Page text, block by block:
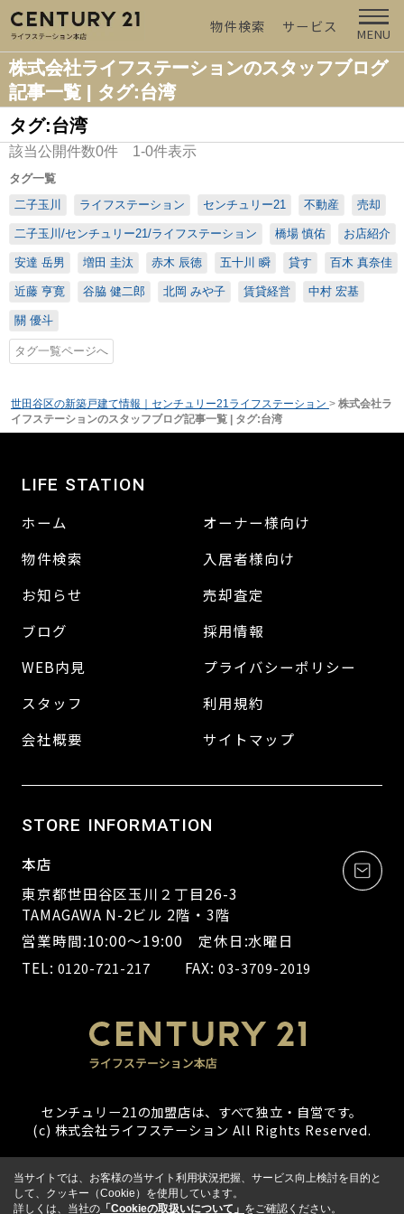
物件検索 サービス MENU
株式会社ライフステーションのスタッフブログ
記事一覧 | タグ:台湾
タグ:台湾
該当公開件数0件 1-0件表示
タグ一覧
二子玉川
ライフステーション センチュリー21 不動産 売却
二子玉川/センチュリー21/ライフステーション 橋場 慎佑 お店紹介
安達 岳男 増田 圭汰 赤木 辰徳 五十川 瞬 貸す 百木 真奈佳
近藤 亨寛 谷脇 健二郎 北岡 みや子 賃貸経営 中村 宏基
關 優斗
タグ一覧ページへ
世田谷区の新築戸建て情報｜センチュリー21ライフステーション > 株式会社ラ
イフステーションのスタッフブログ記事一覧 | タグ:台湾
LIFE STATION
ホーム
物件検索
お知らせ
ブログ
WEB内見
スタッフ
会社概要
オーナー様向け
入居者様向け
売却査定
採用情報
プライバシーポリシー
利用規約
サイトマップ
STORE INFORMATION
本店
東京都世田谷区玉川２丁目26-3
TAMAGAWA N-2ビル 2階・3階
営業時間:10:00～19:00 定休日:水曜日
TEL: 0120-721-217 FAX:03-3709-2019
センチュリー21の加盟店は、すべて独立・自営です。
(c) 株式会社ライフステーション All Rights Reserved.
当サイトでは、お客様の当サイト利用状況把握、サービス向上検討を目的と
して、クッキー（Cookie）を使用しています。
詳しくは、当社の 「Cookieの取扱いについて」 をご確認ください。